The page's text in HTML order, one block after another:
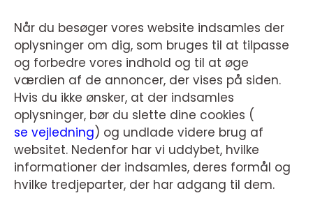
Når du besøger vores website indsamles der
oplysninger om dig, som bruges til at tilpasse
og forbedre vores indhold og til at øge
værdien af de annoncer, der vises på siden.
Hvis du ikke ønsker, at der indsamles
oplysninger, bør du slette dine cookies (
se vejledning) og undlade videre brug af
websitet. Nedenfor har vi uddybet, hvilke
informationer der indsamles, deres formål og
hvilke tredjeparter, der har adgang til dem.